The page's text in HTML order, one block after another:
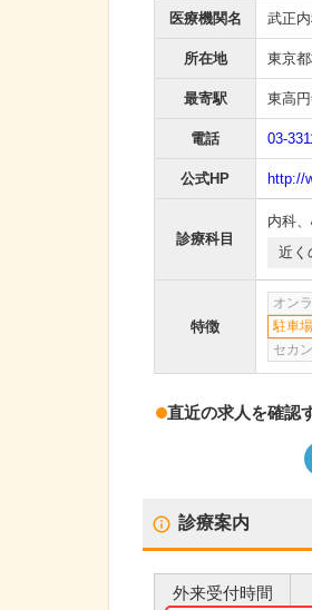
医療機関名 武正
所在地 東京
最寄駅 東高
電話 03-
公式HP http://
診療科目
内科、
近く
特徴
オン
駐車場
セカ
直近の求人を確認
診療案内
外来受付時間